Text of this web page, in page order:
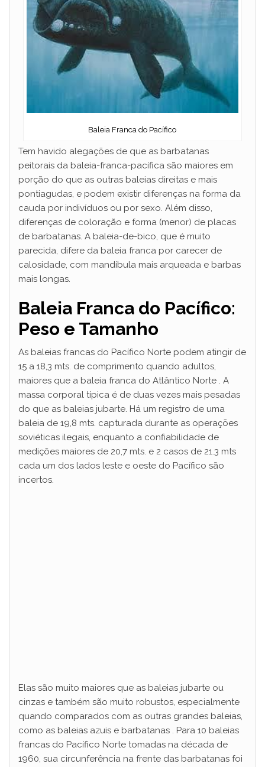
Baleia Franca do Pacífico
Tem havido alegações de que as barbatanas
peitorais da baleia-franca-pacífica são maiores em
porção do que as outras baleias direitas e mais
pontiagudas, e podem existir diferenças na forma da
cauda por indivíduos ou por sexo. Além disso,
diferenças de coloração e forma (menor) de placas
de barbatanas. A baleia-de-bico, que é muito
parecida, difere da baleia franca por carecer de
calosidade, com mandíbula mais arqueada e barbas
mais longas.
Baleia Franca do Pacífico:
Peso e Tamanho
As baleias francas do Pacífico Norte podem atingir de
15 a 18,3 mts. de comprimento quando adultos,
maiores que a baleia franca do Atlântico Norte . A
massa corporal típica é de duas vezes mais pesadas
do que as baleias jubarte. Há um registro de uma
baleia de 19,8 mts. capturada durante as operações
soviéticas ilegais, enquanto a confiabilidade de
medições maiores de 20,7 mts. e 2 casos de 21.3 mts
cada um dos lados leste e oeste do Pacífico são
incertos.
Elas são muito maiores que as baleias jubarte ou
cinzas e também são muito robustos, especialmente
quando comparados com as outras grandes baleias,
como as baleias azuis e barbatanas . Para 10 baleias
francas do Pacífico Norte tomadas na década de
1960, sua circunferência na frente das barbatanas foi